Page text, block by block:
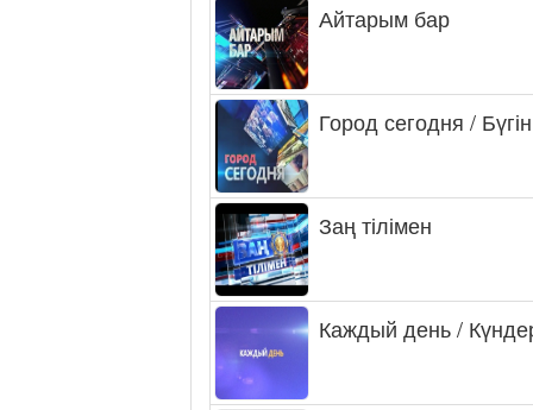
Айтарым бар
Город сегодня /
Заң тілімен
Каждый день /